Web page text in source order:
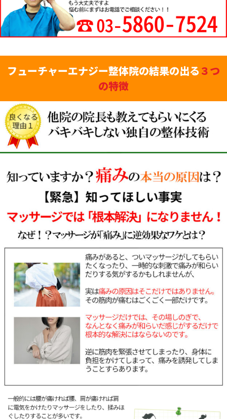
フューチャーエナジー整体院の結果の出る ３つ
の特徴